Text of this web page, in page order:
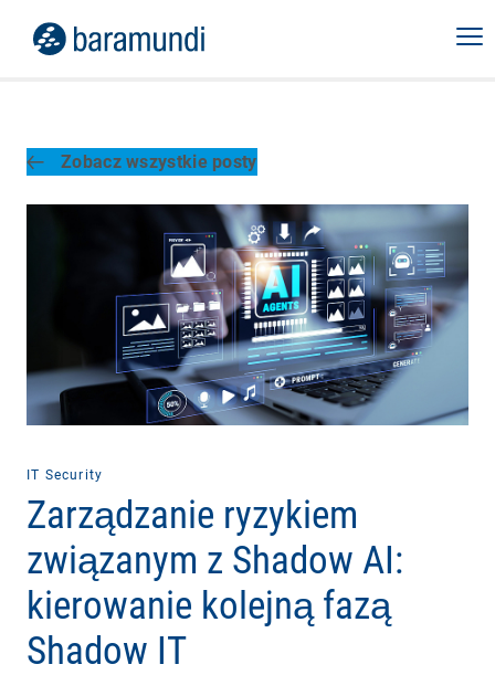
Zobacz wszystkie posty
IT Security
Zarządzanie ryzykiem
związanym z Shadow AI:
kierowanie kolejną fazą
Shadow IT